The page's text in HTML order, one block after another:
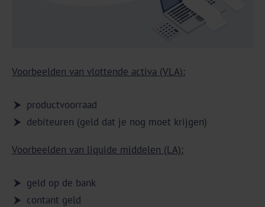
Voorbeelden van vlottende activa (VLA):
productvoorraad
debiteuren (geld dat je nog moet krijgen)
Voorbeelden van liquide middelen (LA):
geld op de bank
contant geld